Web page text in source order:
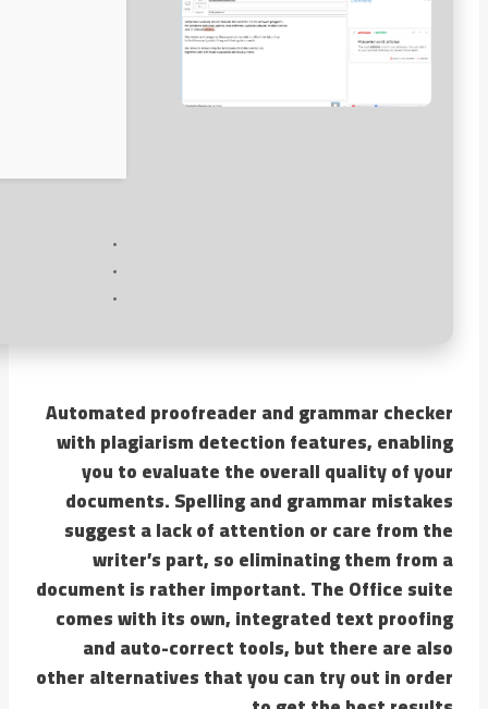
Automated proofreader and grammar checker
with plagiarism detection features, enabling
you to evaluate the overall quality of your
documents. Spelling and grammar mistakes
suggest a lack of attention or care from the
writer’s part, so eliminating them from a
document is rather important. The Office suite
comes with its own, integrated text proofing
and auto-correct tools, but there are also
other alternatives that you can try out in order